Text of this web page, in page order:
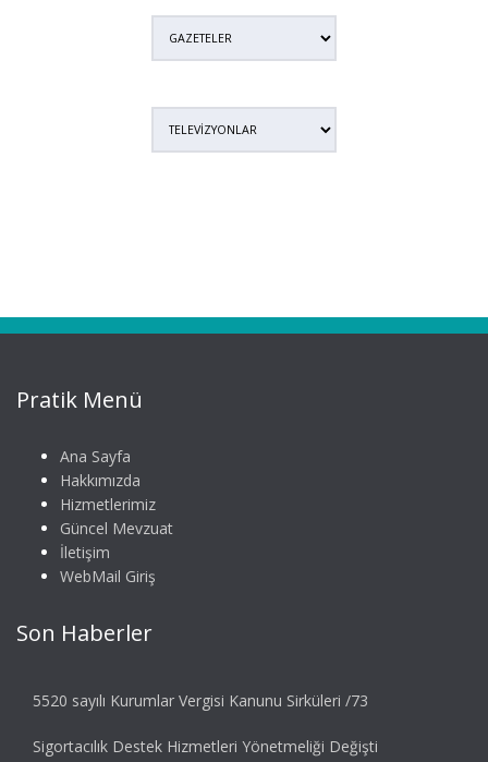
Pratik Menü
Ana Sayfa
Hakkımızda
Hizmetlerimiz
Güncel Mevzuat
İletişim
WebMail Giriş
Son Haberler
5520 sayılı Kurumlar Vergisi Kanunu Sirküleri /73
Sigortacılık Destek Hizmetleri Yönetmeliği Değişti